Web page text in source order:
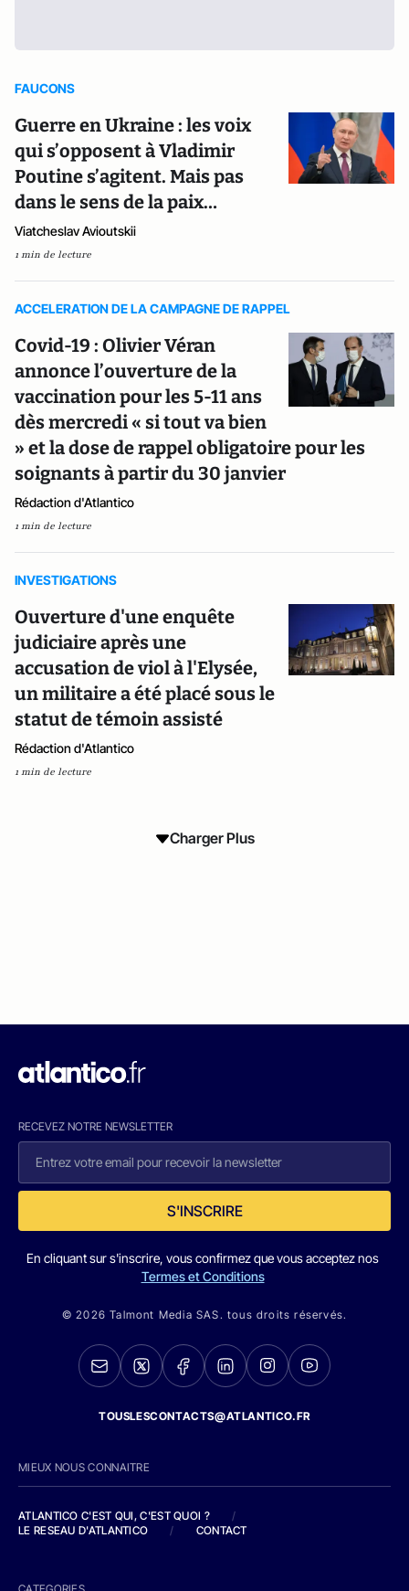
FAUCONS
Guerre en Ukraine : les voix
qui s’opposent à Vladimir
Poutine s’agitent. Mais pas
dans le sens de la paix…
Viatcheslav Avioutskii
1 min de lecture
ACCELERATION DE LA CAMPAGNE DE RAPPEL
Covid-19 : Olivier Véran
annonce l’ouverture de la
vaccination pour les 5-11 ans
dès mercredi « si tout va bien
» et la dose de rappel obligatoire pour les
soignants à partir du 30 janvier
Rédaction d'Atlantico
1 min de lecture
INVESTIGATIONS
Ouverture d'une enquête
judiciaire après une
accusation de viol à l'Elysée,
un militaire a été placé sous le
statut de témoin assisté
Rédaction d'Atlantico
1 min de lecture
Charger Plus
RECEVEZ NOTRE NEWSLETTER
S'INSCRIRE
En cliquant sur s'inscrire, vous confirmez que vous acceptez nos
Termes et Conditions
© 2026 Talmont Media SAS. tous droits réservés.
TOUSLESCONTACTS@ATLANTICO.FR
MIEUX NOUS CONNAITRE
ATLANTICO C'EST QUI, C'EST QUOI ?
/
LE RESEAU D'ATLANTICO
/ CONTACT